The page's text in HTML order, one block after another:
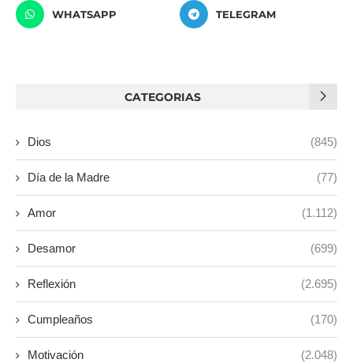
WHATSAPP TELEGRAM
CATEGORIAS
Dios (845)
Día de la Madre (77)
Amor (1.112)
Desamor (699)
Reflexión (2.695)
Cumpleaños (170)
Motivación (2.048)